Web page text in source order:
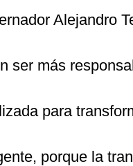
Alejandro
ser más
para
porque la